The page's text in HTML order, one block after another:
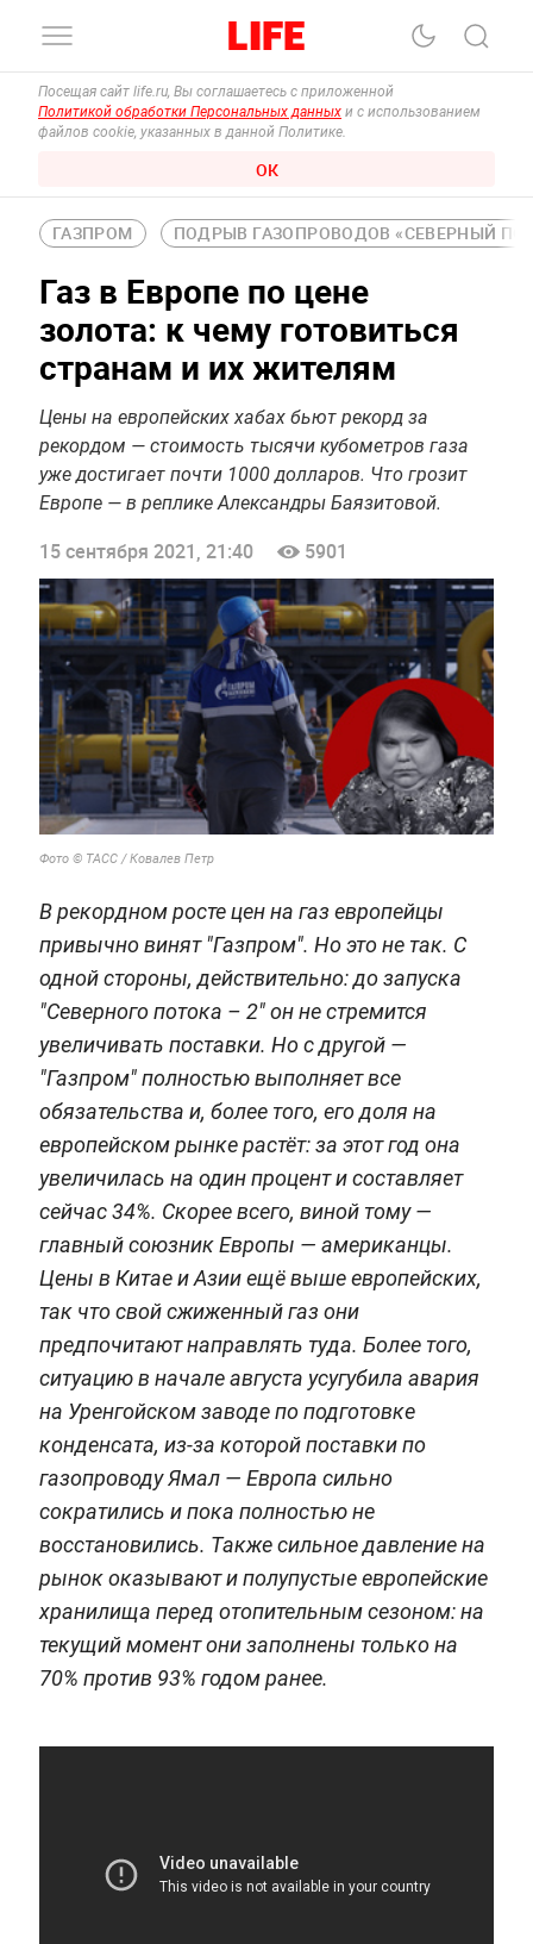
Посещая сайт life.ru, Вы соглашаетесь с приложенной
Политикой обработки Персональных данных и с использованием
файлов cookie, указанных в данной Политике.
ОК
ГАЗПРОМ ПОДРЫВ ГАЗОПРОВОДОВ «СЕВЕРНЫЙ
Газ в Европе по цене
золота: к чему готовиться
странам и их жителям
Цены на европейских хабах бьют рекорд за
рекордом — стоимость тысячи кубометров газа
уже достигает почти 1000 долларов. Что грозит
Европе — в реплике Александры Баязитовой.
15 сентября 2021, 21:40 5901
Фото © ТАСС / Ковалев Петр
В рекордном росте цен на газ европейцы
привычно винят "Газпром". Но это не так. С
одной стороны, действительно: до запуска
"Северного потока – 2" он не стремится
увеличивать поставки. Но с другой —
"Газпром" полностью выполняет все
обязательства и, более того, его доля на
европейском рынке растёт: за этот год она
увеличилась на один процент и составляет
сейчас 34%. Скорее всего, виной тому —
главный союзник Европы — американцы.
Цены в Китае и Азии ещё выше европейских,
так что свой сжиженный газ они
предпочитают направлять туда. Более того,
ситуацию в начале августа усугубила авария
на Уренгойском заводе по подготовке
конденсата, из-за которой поставки по
газопроводу Ямал — Европа сильно
сократились и пока полностью не
восстановились. Также сильное давление на
рынок оказывают и полупустые европейские
хранилища перед отопительным сезоном: на
текущий момент они заполнены только на
70% против 93% годом ранее.